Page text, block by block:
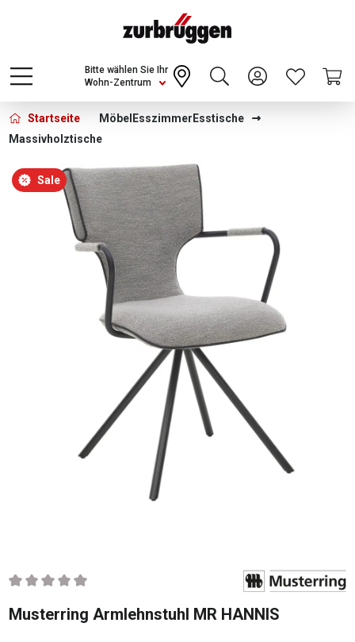
Choose a different country or region to see
content for your location and shop online
CONTINUE
Wohn-Zentrum
Bitte wählen Sie Ihr
Startseite Möbel Esszimmer Esstische
Massivholztische
Bildergalerie überspringen
Sale
Durchschnittliche Bewertung von 0 von 5 Sternen
Musterring Armlehnstuhl MR HANNIS